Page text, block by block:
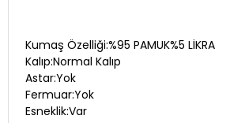
Kumaş Özelliği:%95 PAMUK%5 LİKRA
Kalıp:Normal Kalıp
Astar:Yok
Fermuar:Yok
Esneklik:Var